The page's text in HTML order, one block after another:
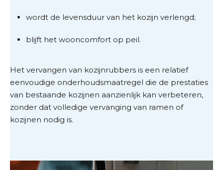
wordt de levensduur van het kozijn verlengd;
blijft het wooncomfort op peil.
Het vervangen van kozijnrubbers is een relatief
eenvoudige onderhoudsmaatregel die de prestaties
van bestaande kozijnen aanzienlijk kan verbeteren,
zonder dat volledige vervanging van ramen of
kozijnen nodig is.